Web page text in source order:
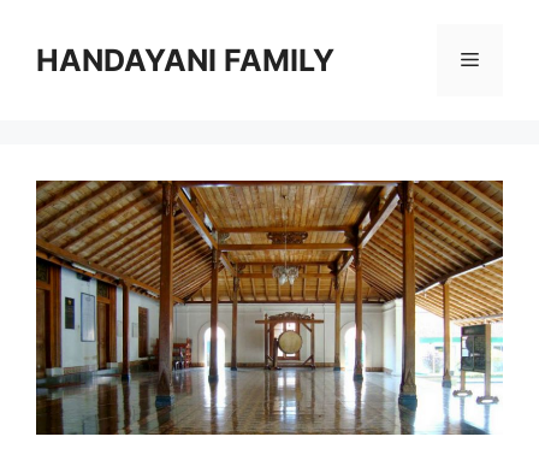
HANDAYANI FAMILY Menu